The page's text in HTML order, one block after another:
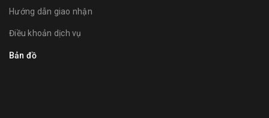
Hướng dẫn giao nhận
Điều khoản dịch vụ
Bản đồ